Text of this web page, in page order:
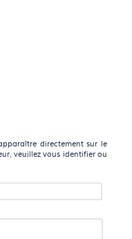
directement sur le
veuillez vous identifier ou